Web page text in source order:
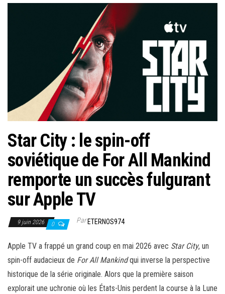
Star City : le spin-off
soviétique de For All Mankind
remporte un succès fulgurant
sur Apple TV
9 juin 2026 0 ParETERNOS974
Apple TV a frappé un grand coup en mai 2026 avec Star City, un
spin-off audacieux de For All Mankindqui inverse la perspective
historique de la série originale. Alors que la première saison
explorait une uchronie où les États-Unis perdent la course à la Lune